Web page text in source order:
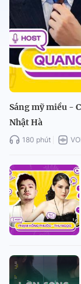
Sáng mỹ miều -
Nhật Hà
180 phút